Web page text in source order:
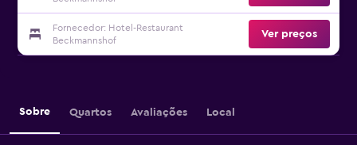
Fornecedor: Hotel-Restaurant
Beckmannshof
Ver preços
Sobre Quartos Avaliações Local